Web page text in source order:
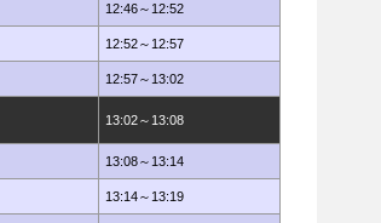
12:46～12:52
12:52～12:57
12:57～13:02
13:02～13:08
13:08～13:14
13:14～13:19